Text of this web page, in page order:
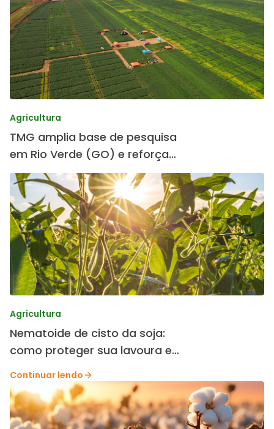
Agricultura
TMG amplia base de pesquisa
em Rio Verde (GO) e reforça
desenvolvimento de cultivares
Agricultura
Nematoide de cisto da soja:
como proteger sua lavoura e
preservar a produtividade.
Continuar lendo